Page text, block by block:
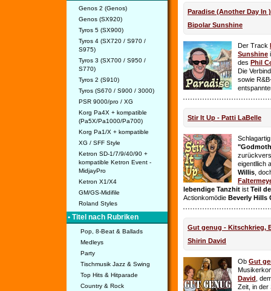
Genos 2 (Genos)
Genos (SX920)
Tyros 5 (SX900)
Tyros 4 (SX720 / S970 /
S975)
Tyros 3 (SX700 / S950 /
S770)
Tyros 2 (S910)
Tyros (S670 / S900 / 3000)
PSR 9000/pro / XG
Korg Pa4X + kompatible
(Pa5X/Pa1000/Pa700)
Korg Pa1/X + kompatible
XG / SFF Style
Ketron SD-1/7/9/40/90 +
kompatible Ketron Event -
MidjayPro
Ketron X1/X4
GM/GS-Midifile
Roland Styles
• Titel nach Rubriken
Pop, 8-Beat & Ballads
Medleys
Party
Tischmusik Jazz & Swing
Top Hits & Hitparade
Country & Rock
Paradise (Another Day In
Bipolar Sunshine
Der Track
Sunshine
des Phil
Die
sowie
Stir It Up - Patti LaBelle
eigentllich
Willis ,
lebendige Tanzhit ist Teil
Actionkomödie Beverly Hills
Gut genug - Kitschkrieg,
Shirin David
Ob Gut
David ,
Zeit, in der